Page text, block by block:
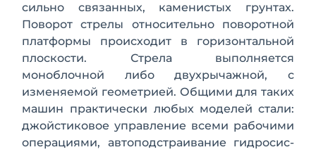
сильно связанных, каменистых грунтах.
Поворот стрелы относительно поворотной
платформы происходит в горизонтальной
плоскости. Стрела вы­полняется
моноблочной либо двухрычажной, с
изменяемой геометрией. Общими для таких
машин практически любых моделей стали:
джойстиковое управление всеми рабочими
опе­рациями, автоподстраивание гидросис­